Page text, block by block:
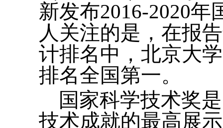
新发布2016-2020
人关注的是，在报
计排名中，北京大
排名全国第一。
国家科学技术奖
技术成就的最高展